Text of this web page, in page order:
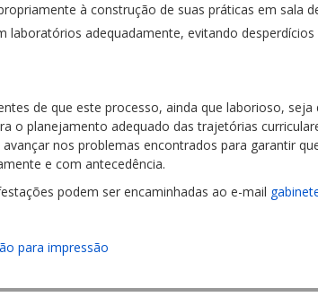
à construção de suas práticas em sala
adequadamente, evitando
de que este processo, ainda que laborioso, seja
o planejamento adequado das trajetórias
nos problemas encontrados para garantir
e com antecedência.
podem ser encaminhadas ao e-mail
para impressão